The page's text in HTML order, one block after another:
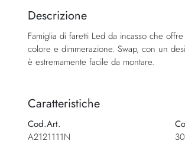
della
di
immagini
Descrizione
Famiglia di faretti Led da incasso che
colore e dimmerazione. Swap, con un
è estremamente facile da montare.
Caratteristiche
Cod.Art.
A2121111N